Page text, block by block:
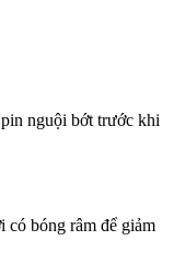
nguội bớt trước khi
có bóng râm để giảm